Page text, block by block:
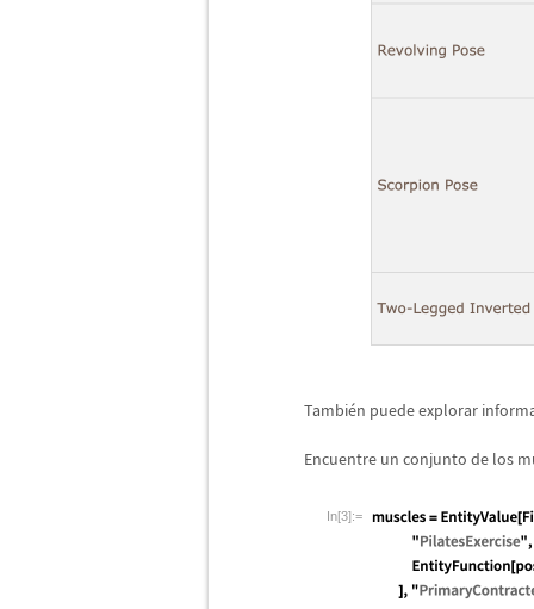
También puede explorar
Encuentre un conjunto de los m
In[3]:=